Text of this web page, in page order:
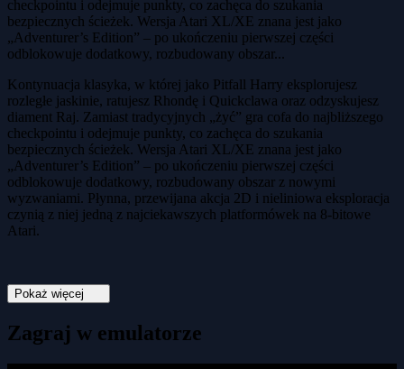
checkpointu i odejmuje punkty, co zachęca do szukania
bezpiecznych ścieżek. Wersja Atari XL/XE znana jest jako
„Adventurer’s Edition” – po ukończeniu pierwszej części
odblokowuje dodatkowy, rozbudowany obszar...
Kontynuacja klasyka, w której jako Pitfall Harry eksplorujesz
rozległe jaskinie, ratujesz Rhondę i Quickclawa oraz odzyskujesz
diament Raj. Zamiast tradycyjnych „żyć” gra cofa do najbliższego
checkpointu i odejmuje punkty, co zachęca do szukania
bezpiecznych ścieżek. Wersja Atari XL/XE znana jest jako
„Adventurer’s Edition” – po ukończeniu pierwszej części
odblokowuje dodatkowy, rozbudowany obszar z nowymi
wyzwaniami. Płynna, przewijana akcja 2D i nieliniowa eksploracja
czynią z niej jedną z najciekawszych platformówek na 8-bitowe
Atari.
Pokaż więcej
Zagraj w emulatorze